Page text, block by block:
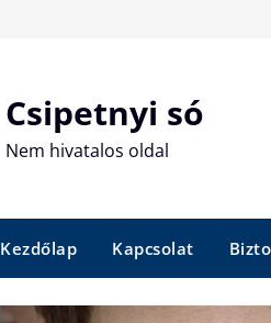
Csipetnyi só
Nem hivatalos oldal
Kezdőlap Kapcsolat